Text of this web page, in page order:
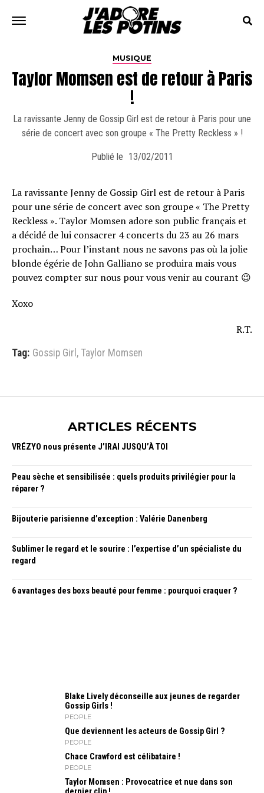
MUSIQUE
Taylor Momsen est de retour à Paris
!
La ravissante Jenny de Gossip Girl est de retour à Paris pour une
série de concert avec son groupe « The Pretty Reckless » !
Publié le 13/02/2011
La ravissante Jenny de Gossip Girl est de retour à Paris
pour une série de concert avec son groupe « The Pretty
Reckless ». Taylor Momsen adore son public français et
a décidé de lui consacrer 4 concerts du 23 au 26 mars
prochain… Pour l’instant nous ne savons pas où la jolie
blonde égérie de John Galliano se produira mais vous
pouvez compter sur nous pour vous venir au courant 😉
Xoxo
R.T.
Tag: Gossip Girl , Taylor Momsen
ARTICLES RÉCENTS
VRÉZYO nous présente J’IRAI JUSQU’À TOI
Peau sèche et sensibilisée : quels produits privilégier pour la
réparer ?
Bijouterie parisienne d’exception : Valérie Danenberg
Sublimer le regard et le sourire : l’expertise d’un spécialiste du
regard
6 avantages des boxs beauté pour femme : pourquoi craquer ?
Blake Lively déconseille aux jeunes de regarder
Gossip Girls !
PEOPLE
Que deviennent les acteurs de Gossip Girl ?
PEOPLE
Chace Crawford est célibataire !
PEOPLE
Taylor Momsen : Provocatrice et nue dans son